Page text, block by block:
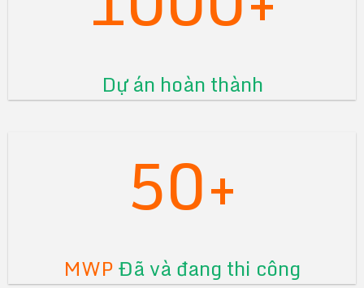
Dự án hoàn thành
50+
MWPĐã và đang thi công